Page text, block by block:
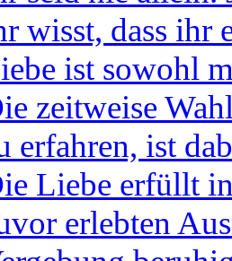
wisst, dass ihr
ist sowohl
zeitweise
erfahren, ist
Liebe erfüllt
erlebten